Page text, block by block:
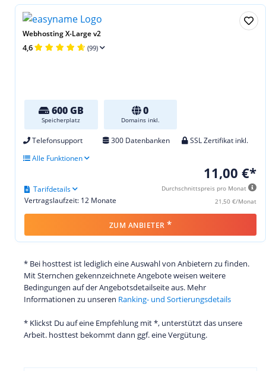
Webhosting X-Large v2
4,6 (99)
600 GB
Speicherplatz
0
Domains inkl.
Telefonsupport 300 Datenbanken
SSL Zertifikat inkl.
Alle Funktionen
11,00 €*
Durchschnittspreis pro Monat
21,50 €/Monat
Vertragslaufzeit: 12 Monate
Tarifdetails
ZUM ANBIETER *
* Bei hosttest ist lediglich eine Auswahl von Anbietern zu finden.
Mit Sternchen gekennzeichnete Angebote weisen weitere
Bedingungen auf der Angebotsdetailseite aus. Mehr
Informationen zu unseren Ranking- und Sortierungsdetails
* Klickst Du auf eine Empfehlung mit *, unterstützt das unsere
Arbeit. hosttest bekommt dann ggf. eine Vergütung.